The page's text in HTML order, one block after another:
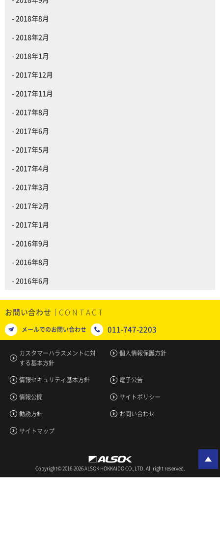
2018年8月
2018年2月
2018年1月
2017年12月
2017年11月
2017年8月
2017年6月
2017年5月
2017年4月
2017年3月
2017年2月
2017年1月
2016年9月
2016年8月
2016年6月
お問い合わせ
メールでのお問い合わせ 011-747-2203
カスタマーハラスメントに対
する基本方針
個人情報保護方針
情報セキュリティ基本方針
電子公告
情報公開
サイトポリシー
勧誘方針
お問い合わせ
サイトマップ
Copyright© 2016-2026 ALSOK HOKKAIDO CO.,LTD. All right reserved.